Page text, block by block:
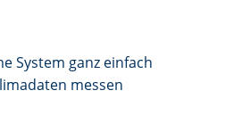
System ganz einfach
messen